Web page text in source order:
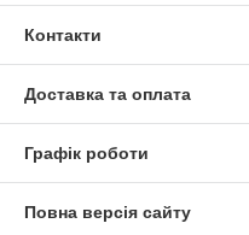
Контакти
Доставка та оплата
Графік роботи
Повна версія сайту